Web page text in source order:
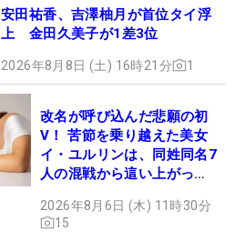
安田祐香、吉澤柚月が首位タイ浮
上 金田久美子が1差3位
2026年8月8日 (土) 16時21分 1
改名が呼び込んだ悲願の初
V！ 苦節を乗り越えた美女
イ・ユルリンは、同姓同名7
人の混戦から這い上がっ
2026年8月6日 (木) 11時30分
15